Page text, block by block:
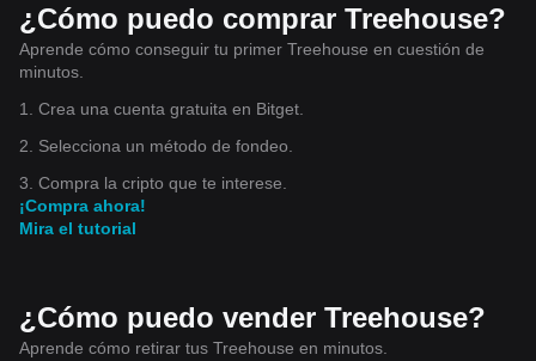
¿Cómo puedo comprar Treehouse?
Aprende cómo conseguir tu primer Treehouse en cuestión de
minutos.
1. Crea una cuenta gratuita en Bitget.
2. Selecciona un método de fondeo.
3. Compra la cripto que te interese.
¡Compra ahora!
Mira el tutorial
¿Cómo puedo vender Treehouse?
Aprende cómo retirar tus Treehouse en minutos.